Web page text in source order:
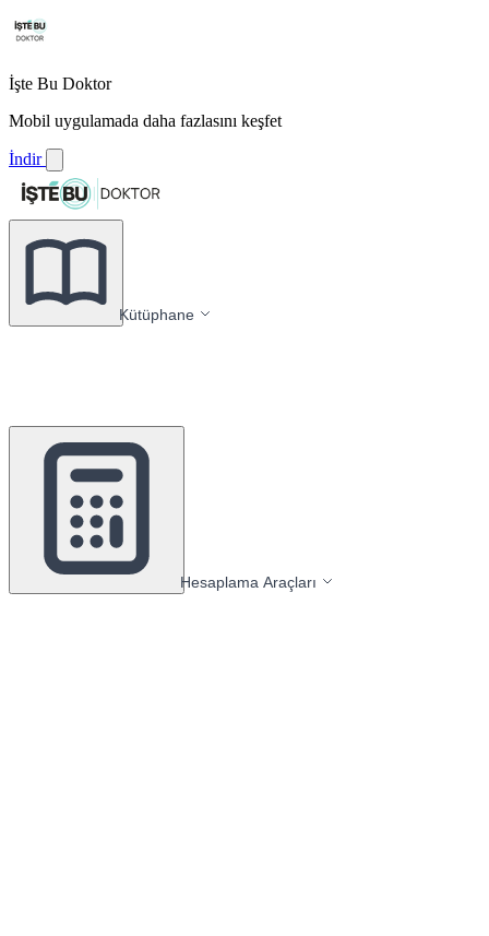
İşte Bu Doktor
Mobil uygulamada daha fazlasını keşfet
İndir
Kütüphane
Hesaplama Araçları